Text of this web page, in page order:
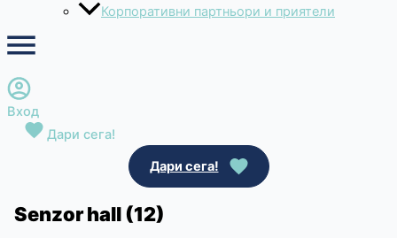
Корпоративни партньори и приятели
Вход
Дари сега!
Дари сега!
Senzor hall (12)